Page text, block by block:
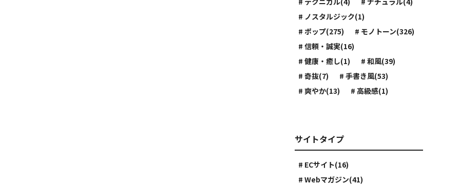
# ノスタルジック(1)
# ポップ(275)
# モノトーン(326)
# 信頼・誠実(16)
# 健康・癒し(1)
# 和風(39)
# 奇抜(7)
# 手書き風(53)
# 爽やか(13)
# 高級感(1)
サイトタイプ
# ECサイト(16)
# Webマガジン(41)